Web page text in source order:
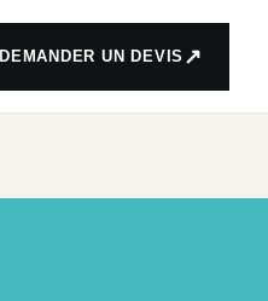
DEMANDER UN DEVIS ↗